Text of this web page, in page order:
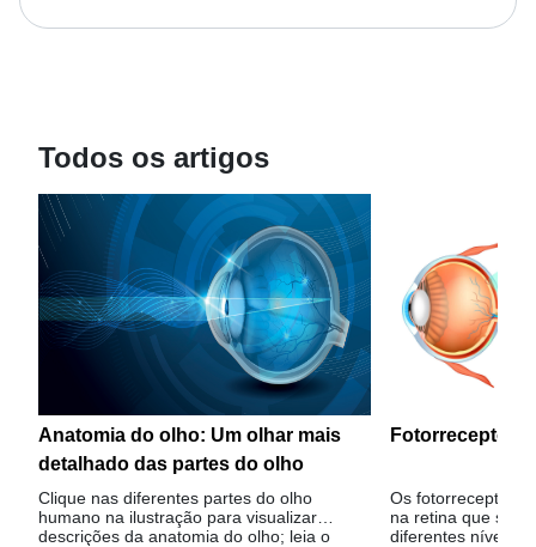
Todos os artigos
Anatomia do olho: Um olhar mais
detalhado das partes do olho
Clique nas diferentes partes do olho
humano na ilustração para visualizar
descrições da anatomia do olho; leia o
Os
na retina que são
diferentes níveis